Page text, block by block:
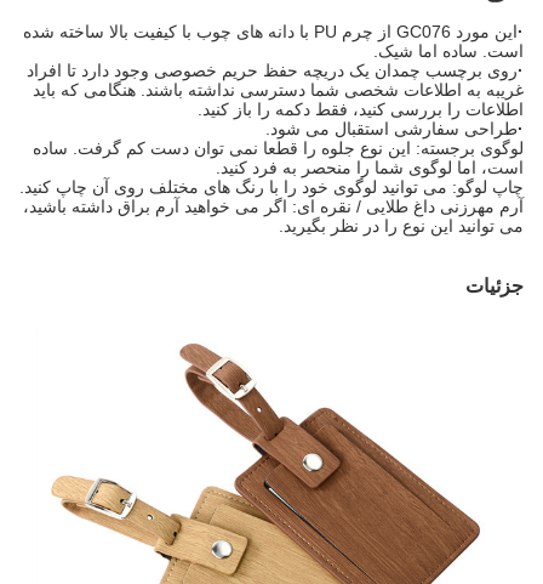
این مورد GC076 از چرم PU با دانه های چوب با کیفیت بالا ساخته شده
است. ساده اما شیک.
روی برچسب چمدان یک دریچه حفظ حریم خصوصی وجود دارد تا افراد
غریبه به اطلاعات شخصی شما دسترسی نداشته باشند. هنگامی که باید
اطلاعات را بررسی کنید، فقط دکمه را باز کنید.
طراحی سفارشی استقبال می شود.
لوگوی برجسته: این نوع جلوه را قطعا نمی توان دست کم گرفت. ساده
است، اما لوگوی شما را منحصر به فرد کنید.
چاپ لوگو: می توانید لوگوی خود را با رنگ های مختلف روی آن چاپ کنید.
آرم مهرزنی داغ طلایی / نقره ای: اگر می خواهید آرم براق داشته باشید،
می توانید این نوع را در نظر بگیرید.
جزئیات